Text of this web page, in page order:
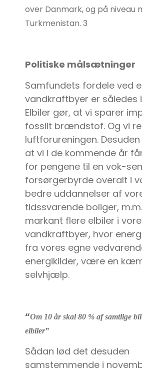
over Danmark, og på niveau
Turkmenistan. 3
Politiske målsætninger
Samfundets fordele ved
vandkraftbyer er således
Elbiler gør, at vi sparer
fossilt brændstof. Og vi
luftforureningen. Desuden
at vi i de kommende år
for pengene til en vok-
forsørgerbyrde overalt i
bedre uddannelser af
tidssvarende boliger,
markant flere elbiler i
vandkraftbyer, hvor
fra vores egne
energikilder, være en
selvhjælp.
“Om 10 år skal 80 % af samtlige
elbiler”
Sådan lød det desuden
samstemmende i